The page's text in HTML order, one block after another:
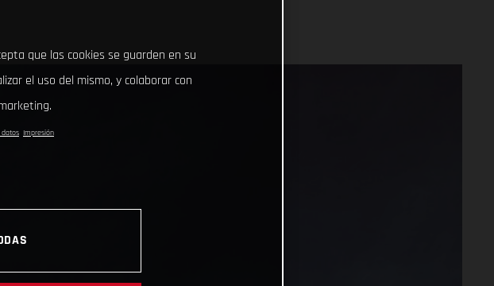
que las cookies se guarden en su
el uso del mismo, y colaborar con
datos Impresión